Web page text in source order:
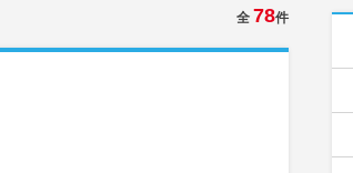
全 78件